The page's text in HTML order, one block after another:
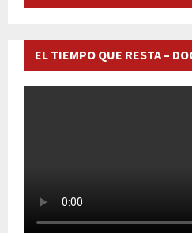
EL TIEMPO QUE RESTA –